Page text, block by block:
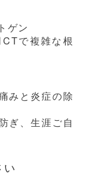
ゲン
で複雑な根
みと炎症の除
ぎ、生涯ご自